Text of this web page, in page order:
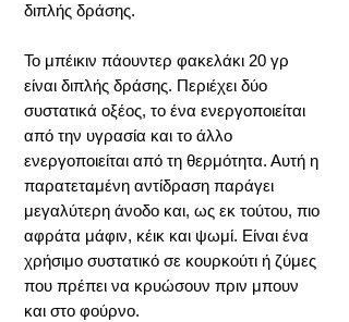
διπλής δράσης.
Το μπέικιν πάουντερ φακελάκι 20 γρ
είναι διπλής δράσης. Περιέχει δύο
συστατικά οξέος, το ένα ενεργοποιείται
από την υγρασία και το άλλο
ενεργοποιείται από τη θερμότητα. Αυτή η
παρατεταμένη αντίδραση παράγει
μεγαλύτερη άνοδο και, ως εκ τούτου, πιο
αφράτα μάφιν, κέικ και ψωμί. Είναι ένα
χρήσιμο συστατικό σε κουρκούτι ή ζύμες
που πρέπει να κρυώσουν πριν μπουν
και στο φούρνο.